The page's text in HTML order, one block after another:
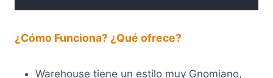
¿Cómo Funciona? ¿Qué ofrece?
Warehouse tiene un estilo muy Gnomiano,